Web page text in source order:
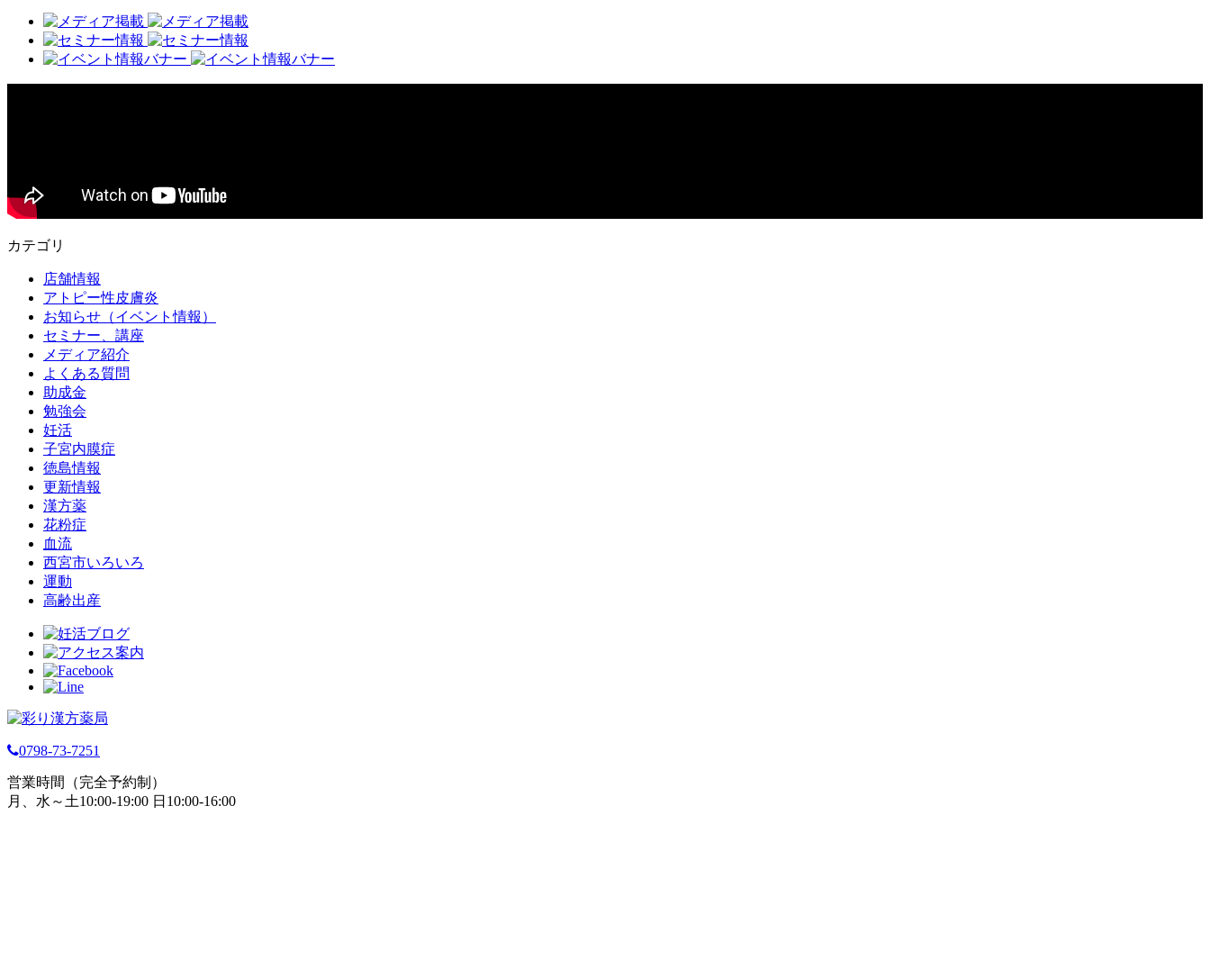
カテゴリ
店舗情報
アトピー性皮膚炎
お知らせ（イベント情報）
セミナー、講座
メディア紹介
よくある質問
助成金
勉強会
妊活
子宮内膜症
徳島情報
更新情報
漢方薬
花粉症
血流
西宮市いろいろ
運動
高齢出産
0798-73-7251
営業時間（完全予約制）
月、水～土10:00-19:00 日10:00-16:00